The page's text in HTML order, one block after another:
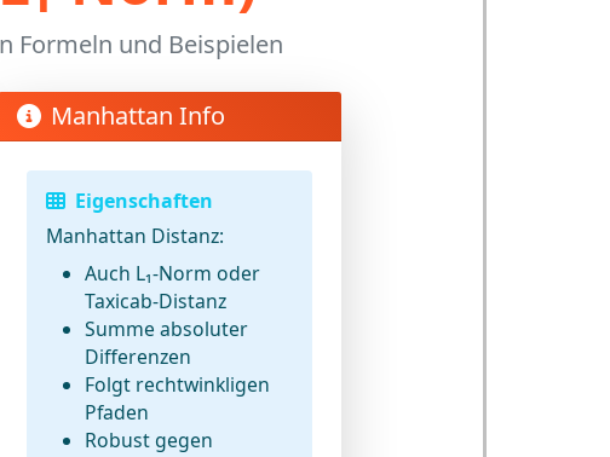
Formeln und Beispielen
Manhattan Info
Eigenschaften
Manhattan Distanz:
Auch L₁-Norm oder
Taxicab-Distanz
Summe absoluter
Differenzen
Folgt rechtwinkligen
Pfaden
Robust gegen